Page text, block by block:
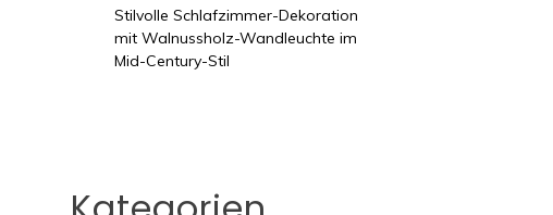
Stilvolle Schlafzimmer-Dekoration
mit Walnussholz-Wandleuchte im
Mid-Century-Stil